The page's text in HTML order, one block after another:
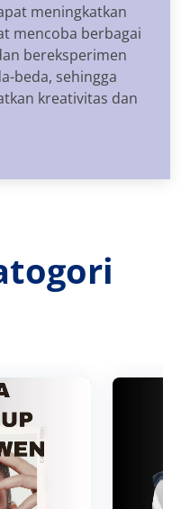
meningkatkan
mencoba berbagai
bereksperimen
beda, sehingga
kreativitas dan